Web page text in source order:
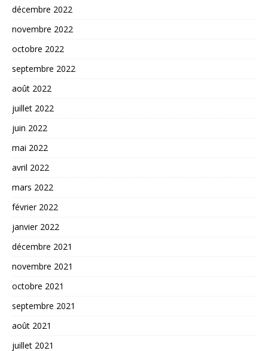
décembre 2022
novembre 2022
octobre 2022
septembre 2022
août 2022
juillet 2022
juin 2022
mai 2022
avril 2022
mars 2022
février 2022
janvier 2022
décembre 2021
novembre 2021
octobre 2021
septembre 2021
août 2021
juillet 2021